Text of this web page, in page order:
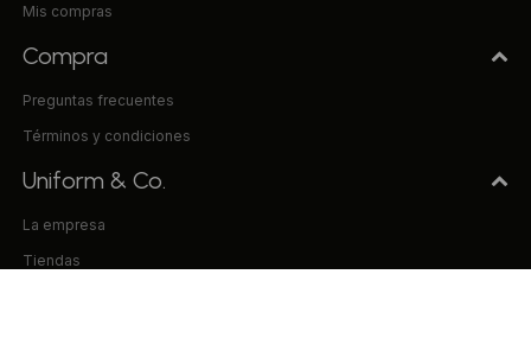
Mis compras
Compra
Preguntas frecuentes
Términos y condiciones
Uniform & Co.
La empresa
Tiendas